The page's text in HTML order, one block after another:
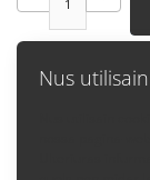
Nus